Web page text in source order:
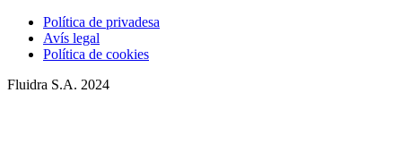
Política de privadesa
Avís legal
Política de cookies
Fluidra S.A. 2024